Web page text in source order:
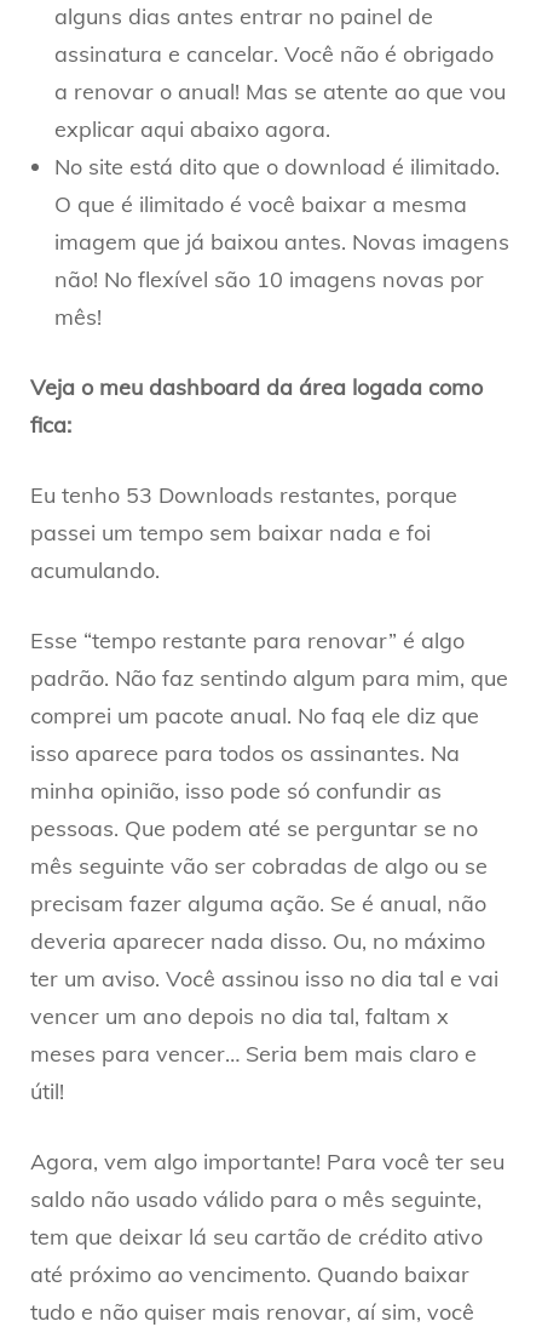
alguns dias antes entrar no painel de
assinatura e cancelar. Você não é obrigado
a renovar o anual! Mas se atente ao que vou
explicar aqui abaixo agora.
No site está dito que o download é ilimitado.
O que é ilimitado é você baixar a mesma
imagem que já baixou antes. Novas imagens
não! No flexível são 10 imagens novas por
mês!
Veja o meu dashboard da área logada como
fica:
Eu tenho 53 Downloads restantes, porque
passei um tempo sem baixar nada e foi
acumulando.
Esse “tempo restante para renovar” é algo
padrão. Não faz sentindo algum para mim, que
comprei um pacote anual. No faq ele diz que
isso aparece para todos os assinantes. Na
minha opinião, isso pode só confundir as
pessoas. Que podem até se perguntar se no
mês seguinte vão ser cobradas de algo ou se
precisam fazer alguma ação. Se é anual, não
deveria aparecer nada disso. Ou, no máximo
ter um aviso. Você assinou isso no dia tal e vai
vencer um ano depois no dia tal, faltam x
meses para vencer… Seria bem mais claro e
útil!
Agora, vem algo importante! Para você ter seu
saldo não usado válido para o mês seguinte,
tem que deixar lá seu cartão de crédito ativo
até próximo ao vencimento. Quando baixar
tudo e não quiser mais renovar, aí sim, você